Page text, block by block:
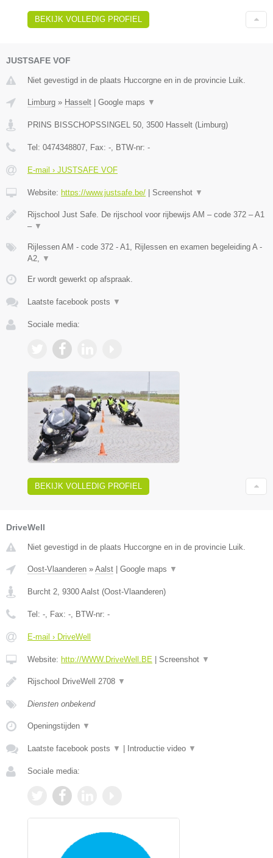
BEKIJK VOLLEDIG PROFIEL
JUSTSAFE VOF
Niet gevestigd in de plaats Huccorgne en in de provincie Luik.
Limburg » Hasselt Google maps ▼
PRINS BISSCHOPSSINGEL 50, 3500 Hasselt (Limburg)
Tel: 0474348807, Fax: -, BTW-nr: -
E-mail › JUSTSAFE VOF
Website: https://www.justsafe.be/ Screenshot ▼
Rijschool Just Safe. De rijschool voor rijbewijs AM – code 372 – A1
– ▼
Rijlessen AM - code 372 - A1, Rijlessen en examen begeleiding A -
A2, ▼
Er wordt gewerkt op afspraak.
Laatste facebook posts ▼
Sociale media:
BEKIJK VOLLEDIG PROFIEL
DriveWell
Niet gevestigd in de plaats Huccorgne en in de provincie Luik.
Oost-Vlaanderen » Aalst Google maps ▼
Burcht 2, 9300 Aalst (Oost-Vlaanderen)
Tel: -, Fax: -, BTW-nr: -
E-mail › DriveWell
Website: http://WWW.DriveWell.BE Screenshot ▼
Rijschool DriveWell 2708 ▼
Diensten onbekend
Openingstijden ▼
Laatste facebook posts ▼ Introductie video ▼
Sociale media: